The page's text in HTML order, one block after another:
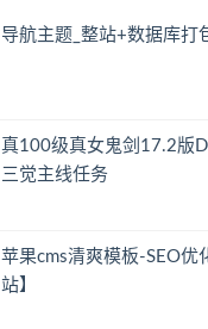
导航主题_整站+数据库打
真100级真女鬼剑17.2版
三觉主线任务
苹果cms清爽模板-SEO优
站】